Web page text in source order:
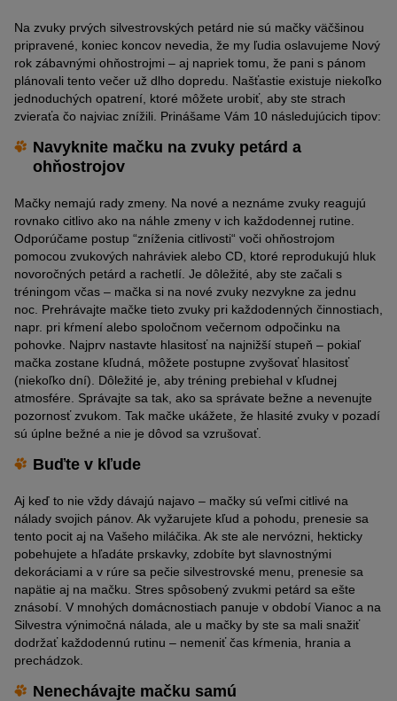
Na zvuky prvých silvestrovských petárd nie sú mačky väčšinou
pripravené, koniec koncov nevedia, že my ľudia oslavujeme Nový
rok zábavnými ohňostrojmi – aj napriek tomu, že pani s pánom
plánovali tento večer už dlho dopredu. Našťastie existuje niekoľko
jednoduchých opatrení, ktoré môžete urobiť, aby ste strach
zvieraťa čo najviac znížili. Prinášame Vám 10 následujúcich tipov:
Navyknite mačku na zvuky petárd a
ohňostrojov
Mačky nemajú rady zmeny. Na nové a neznáme zvuky reagujú
rovnako citlivo ako na náhle zmeny v ich každodennej rutine.
Odporúčame postup “zníženia citlivosti“ voči ohňostrojom
pomocou zvukových nahráviek alebo CD, ktoré reprodukujú hluk
novoročných petárd a rachetlí. Je dôležité, aby ste začali s
tréningom včas – mačka si na nové zvuky nezvykne za jednu
noc. Prehrávajte mačke tieto zvuky pri každodenných činnostiach,
napr. pri kŕmení alebo spoločnom večernom odpočinku na
pohovke. Najprv nastavte hlasitosť na najnižší stupeň – pokiaľ
mačka zostane kľudná, môžete postupne zvyšovať hlasitosť
(niekoľko dní). Dôležité je, aby tréning prebiehal v kľudnej
atmosfére. Správajte sa tak, ako sa správate bežne a nevenujte
pozornosť zvukom. Tak mačke ukážete, že hlasité zvuky v pozadí
sú úplne bežné a nie je dôvod sa vzrušovať.
Buďte v kľude
Aj keď to nie vždy dávajú najavo – mačky sú veľmi citlivé na
nálady svojich pánov. Ak vyžarujete kľud a pohodu, prenesie sa
tento pocit aj na Vašeho miláčika. Ak ste ale nervózni, hekticky
pobehujete a hľadáte prskavky, zdobíte byt slavnostnými
dekoráciami a v rúre sa pečie silvestrovské menu, prenesie sa
napätie aj na mačku. Stres spôsobený zvukmi petárd sa ešte
znásobí. V mnohých domácnostiach panuje v období Vianoc a na
Silvestra výnimočná nálada, ale u mačky by ste sa mali snažiť
dodržať každodennú rutinu – nemeniť čas kŕmenia, hrania a
prechádzok.
Nenechávajte mačku samú